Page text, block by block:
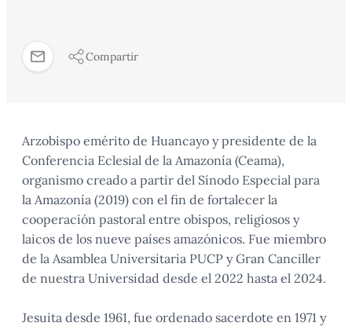
Compartir
Arzobispo emérito de Huancayo y presidente de la
Conferencia Eclesial de la Amazonía (Ceama),
organismo creado a partir del Sínodo Especial para
la Amazonía (2019) con el fin de fortalecer la
cooperación pastoral entre obispos, religiosos y
laicos de los nueve países amazónicos. Fue miembro
de la Asamblea Universitaria PUCP y Gran Canciller
de nuestra Universidad desde el 2022 hasta el 2024.
Jesuita desde 1961, fue ordenado sacerdote en 1971 y